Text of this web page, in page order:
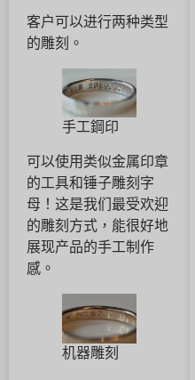
客户可以进行两种类型
的雕刻。
手工鋼印
可以使用类似金属印章
的工具和锤子雕刻字
母！这是我们最受欢迎
的雕刻方式，能很好地
展现产品的手工制作
感。
机器雕刻